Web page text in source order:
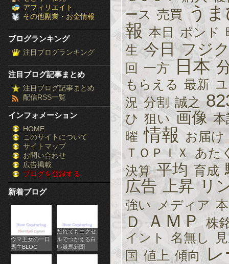
グ
ラ
ン
キ
ン
グ］-
株
FX
競
馬
パ
チ
ス
ロ
アフィリエイト
その他副業・お金情報
ブログランキング
注目ブログランキング
注目ブログ記事まとめ
注目ブログ記事まとめ
配信RSS一覧
インフォメーション
HOME
このサイトについて
サイトマップ
お問い合わせ
広告掲載
ブログを登録する
新着ブログ
ウマ王女の一口
馬主BLOG
だれでもエクセ
ルでつかえる白
い競馬新聞
ース 売買 うま
報 本日 ポンド
生 今日 フジ
回 一方 日本
もらえる 最新
況 分割 誠之
ひ 狙い 画像 本
曜 情報
お届け
ＴＯＰＩＸ あた
決算 平均 育成
広告 上昇 リ
強い メディア
Ｄ ＡＭＰ 株
イント
名無し
国 値上 傾向 レ